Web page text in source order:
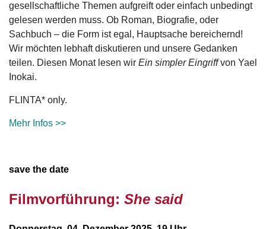
gesellschaftliche Themen aufgreift oder einfach unbedingt
gelesen werden muss. Ob Roman, Biografie, oder
Sachbuch – die Form ist egal, Hauptsache bereichernd!
Wir möchten lebhaft diskutieren und unsere Gedanken
teilen. Diesen Monat lesen wir Ein simpler Eingriffvon Yael
Inokai.
FLINTA* only.
Mehr Infos >>
save the date
Filmvorführung: She said